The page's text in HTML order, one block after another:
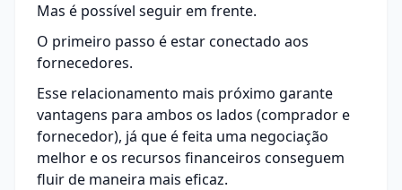
Mas é possível seguir em frente.
O primeiro passo é estar conectado aos
fornecedores.
Esse relacionamento mais próximo garante
vantagens para ambos os lados (comprador e
fornecedor), já que é feita uma negociação
melhor e os recursos financeiros conseguem
fluir de maneira mais eficaz.